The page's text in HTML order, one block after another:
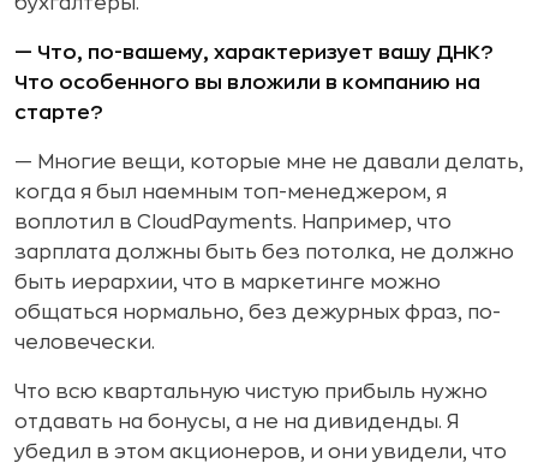
— Что, по-вашему, характеризует вашу ДНК?
Что особенного вы вложили в компанию на
старте?
— Многие вещи, которые мне не давали делать,
когда я был наемным топ-менеджером, я
воплотил в CloudPayments. Например, что
зарплата должны быть без потолка, не должно
быть иерархии, что в маркетинге можно
общаться нормально, без дежурных фраз, по-
человечески.
Что всю квартальную чистую прибыль нужно
отдавать на бонусы, а не на дивиденды. Я
убедил в этом акционеров, и они увидели, что